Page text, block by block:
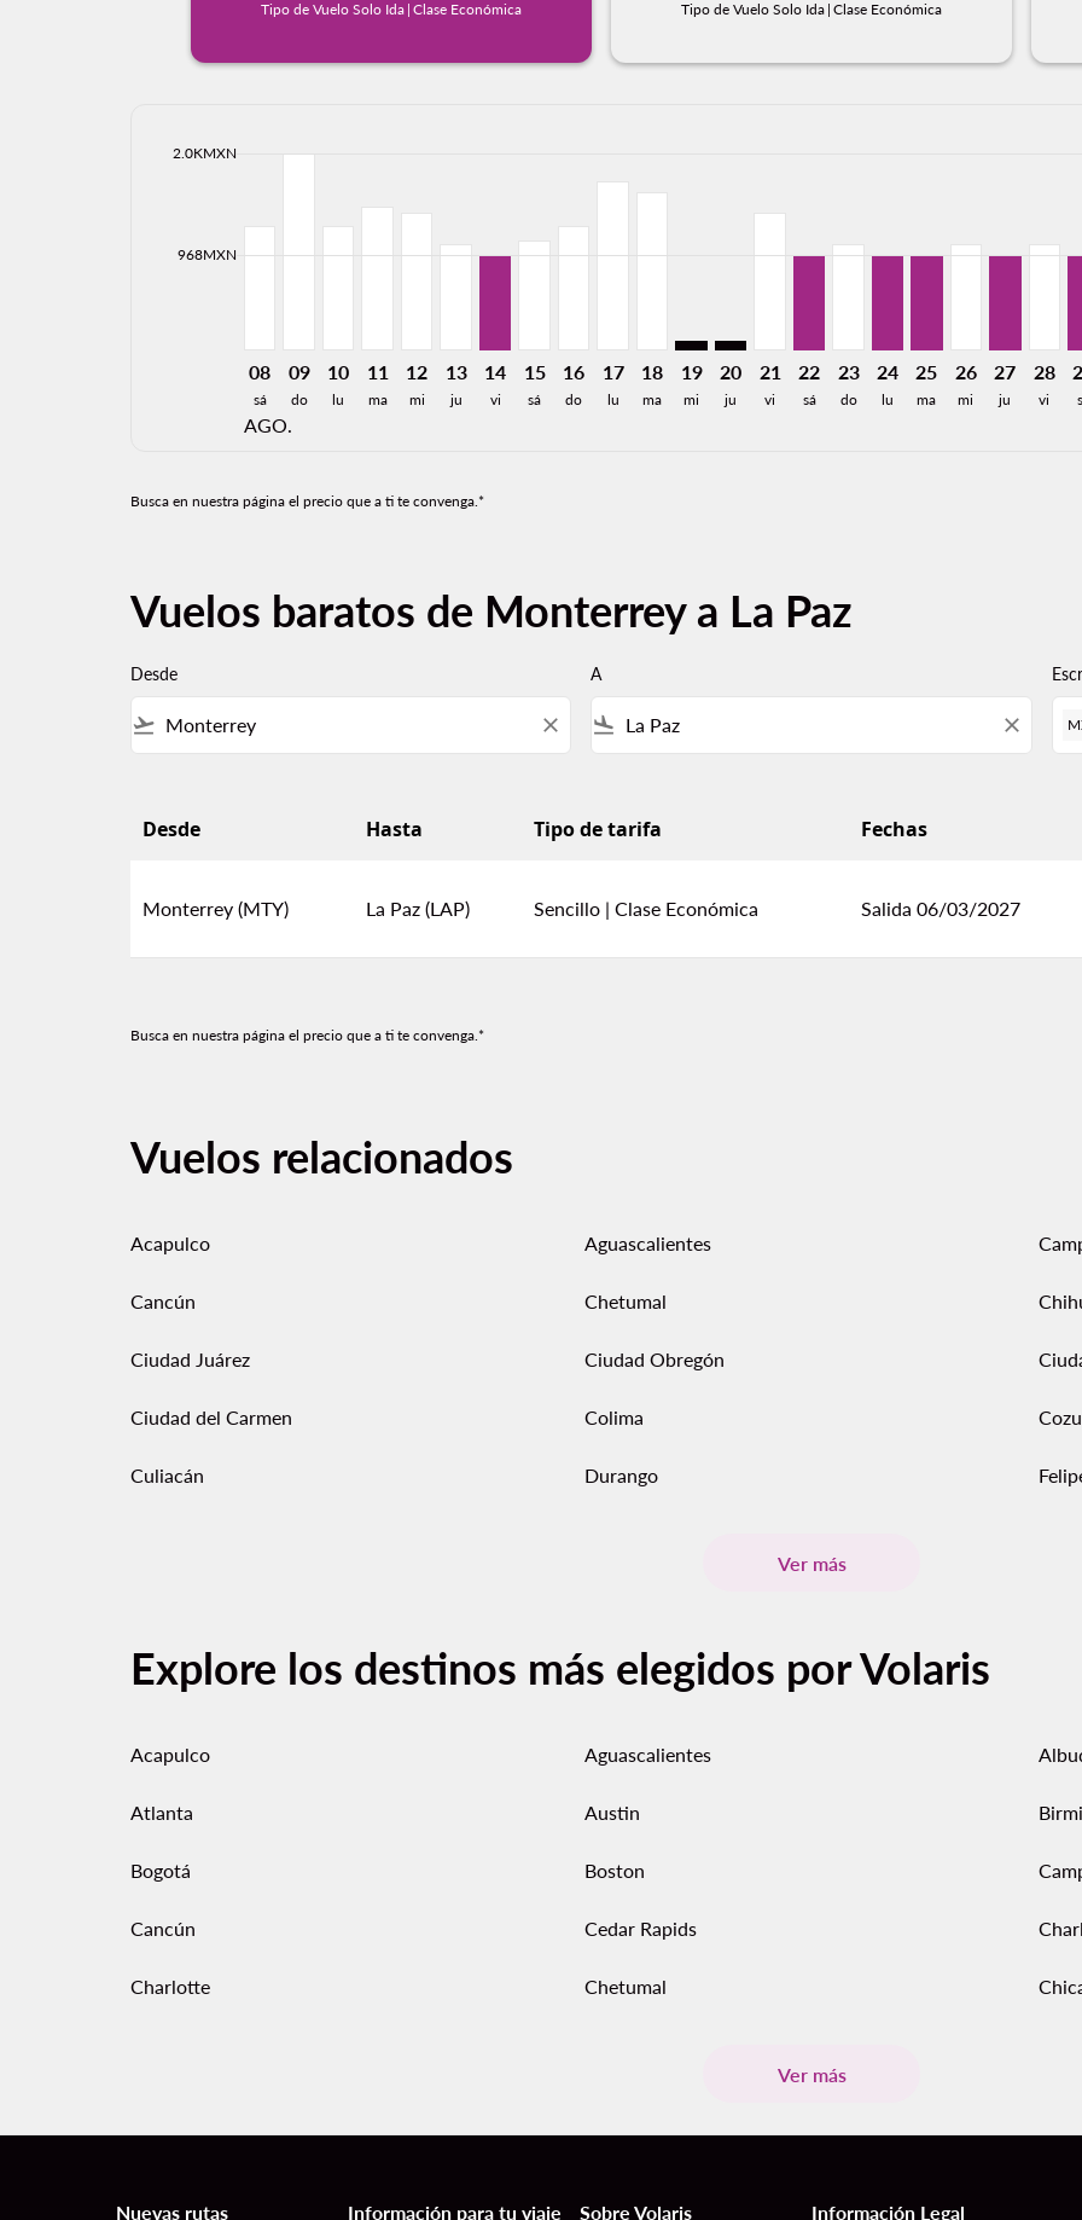
Tipo de Vuelo Solo Ida | Clase Económica
Tipo de Vuelo Solo Ida | Clase Económica
968MXN cmp-daily-histogram-bars-legend-min-price-aria-label 968MXN
2.0KMXN
08
sá
AGO.
09
do
10
lu
11
ma
12
mi
13
ju
14
vi
15
sá
16
do
17
lu
18
ma
MTY–LAP: cmp-view-offers-disclaimer.
19
mi
MTY–LAP: cmp-view-offers-disclaimer.
20
ju
21
vi
22
sá
MTY–LAP, 23/08/2026:
23
do
MTY–LAP, 24/08/2026:
24
lu
MTY–LAP, 25/08/
25
ma
MTY–LAP,
26
mi
27
ju
28
vi
Busca en nuestra página el precio que a ti te convenga.*
Vuelos baratos de Monterrey a La Paz
Desde
flight_takeoff close
A
flight_land close
Desde Hasta Tipo de tarifa Fechas
Monterrey (MTY) La Paz (LAP) Sencillo | Clase Económica Salida 06/03/2027
Busca en nuestra página el precio que a ti te convenga.*
Vuelos relacionados
Acapulco Aguascalientes
Cancún Chetumal
Ciudad Juárez Ciudad Obregón
Ciudad del Carmen Colima
Culiacán Durango
Ver más
Explore los destinos más elegidos por Volaris
Acapulco Aguascalientes
Atlanta Austin
Bogotá Boston
Cancún Cedar Rapids
Charlotte Chetumal
Ver más
Nuevas rutas Información para tu viaje Sobre Volaris Información Legal